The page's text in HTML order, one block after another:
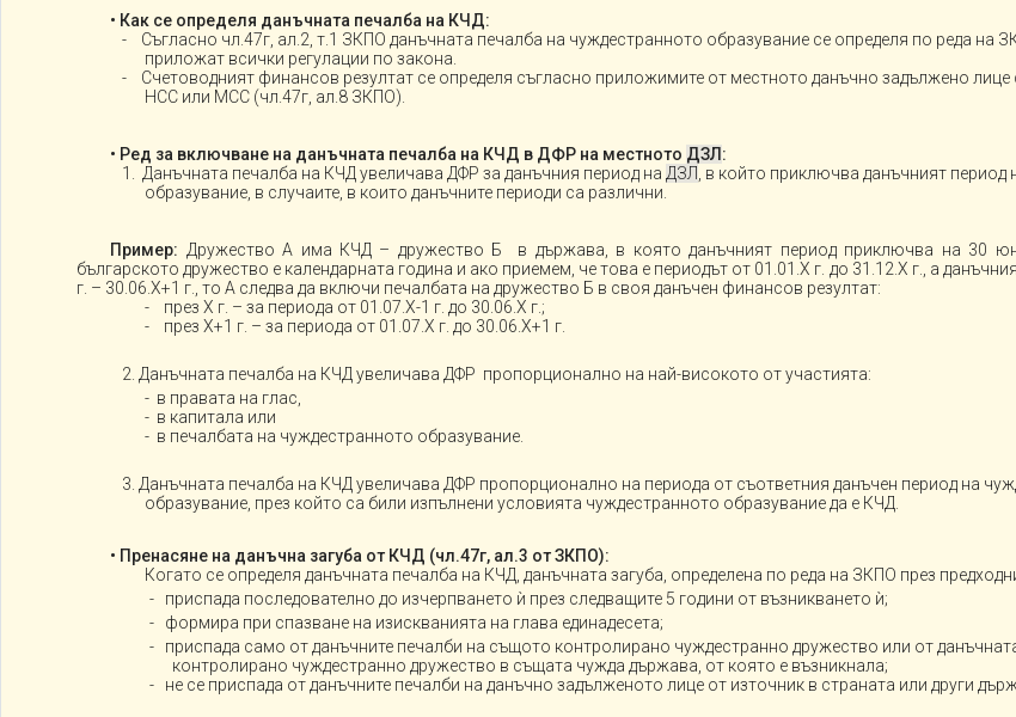
• Как се определя данъчната печалба на КЧД:
- Съгласно чл.47г, ал.2, т.1 ЗКПО данъчната печалба на чуждестранното образувание се определя по реда на
приложат всички регулации по закона.
- Счетоводният финансов резултат се определя съгласно приложимите от местното данъчно задължено лице
НСС или МСС (чл.47г, ал.8 ЗКПО).
• Ред за включване на данъчната печалба на КЧД в ДФР на местното ДЗЛ :
1. Данъчната печалба на КЧД увеличава ДФР за данъчния период на ДЗЛ , в който приключва данъчният период
образувание, в случаите, в които данъчните периоди са различни.
Пример: Дружество А има КЧД – дружество Б в държава, в която данъчният период приключва на 30
българското дружество е календарната година и ако приемем, че това е периодът от 01.01.Х г. до 31.12.Х г., а
г. – 30.06.Х+1 г., то А следва да включи печалбата на дружество Б в своя данъчен финансов резултат:
- през Х г. – за периода от 01.07.Х-1 г. до 30.06.Х г.;
- през Х+1 г. – за периода от 01.07.Х г. до 30.06.Х+1 г.
2. Данъчната печалба на КЧД увеличава ДФР пропорционално на най-високото от участията:
- в правата на глас,
- в капитала или
- в печалбата на чуждестранното образувание.
3. Данъчната печалба на КЧД увеличава ДФР пропорционално на периода от съответния данъчен период на
образувание, през който са били изпълнени условията чуждестранното образувание да е КЧД.
• Пренасяне на данъчна загуба от КЧД (чл.47г, ал.3 от ЗКПО):
Когато се определя данъчната печалба на КЧД, данъчната загуба, определена по реда на ЗКПО през
- приспада последователно до изчерпването ѝ през следващите 5 години от възникването ѝ;
- формира при спазване на изискванията на глава единадесета;
- приспада само от данъчните печалби на същото контролирано чуждестранно дружество или от
контролирано чуждестранно дружество в същата чужда държава, от която е възникнала;
- не се приспада от данъчните печалби на данъчно задълженото лице от източник в страната или други